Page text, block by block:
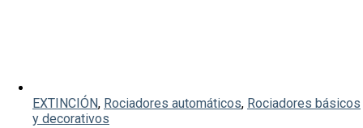
EXTINCIÓN, Rociadores automáticos, Rociadores básicos
y decorativos